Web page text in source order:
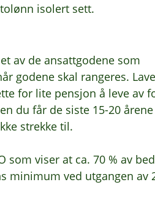
isolert sett.
av de ansattgodene som
godene skal rangeres.
for lite pensjon å leve av
du får de siste 15-20
strekke til.
som viser at ca. 70 % av
minimum ved utgangen av